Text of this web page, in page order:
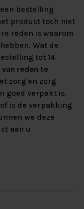
bestelling
product toch niet
reden is waarom
Wat de
tot 14
reden te
zorg en zorg
goed verpakt is.
is de verpakking
we deze
aan u